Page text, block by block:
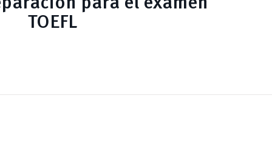
TOEFL